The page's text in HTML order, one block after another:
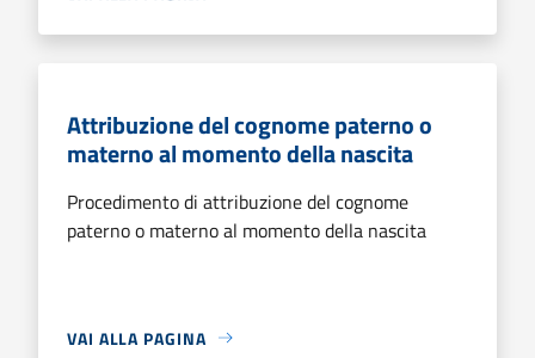
Attribuzione del cognome paterno o
materno al momento della nascita
Procedimento di attribuzione del cognome
paterno o materno al momento della nascita
VAI ALLA PAGINA